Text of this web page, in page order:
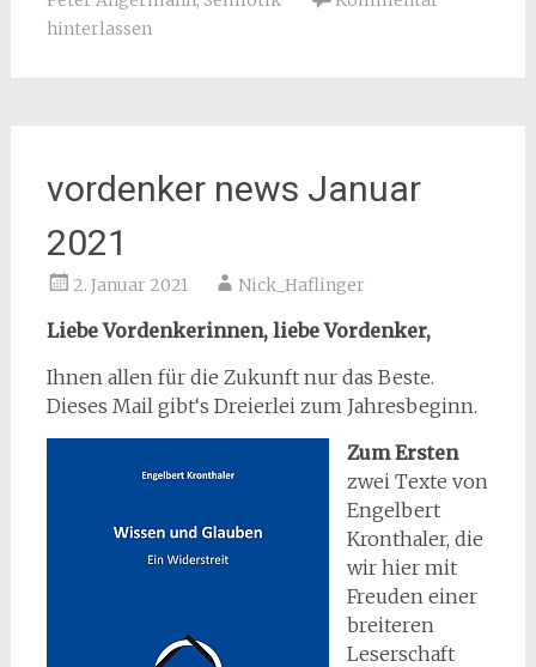
hinterlassen
vordenker news Januar
2021
2. Januar 2021 Nick_Haflinger
Liebe Vordenkerinnen, liebe Vordenker,
Ihnen allen für die Zukunft nur das Beste.
Dieses Mail gibt‘s Dreierlei zum Jahresbeginn.
Zum Ersten
zwei Texte von
Engelbert
Kronthaler, die
wir hier mit
Freuden einer
breiteren
Leserschaft